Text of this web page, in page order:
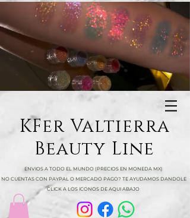
KFer Valtierra
Beauty Line
ENVIOS A TODO EL MUNDO (PRECIOS EN MONEDA MX)
NO CUENTAS CON PAYPAL O MERCADO PAGO? TE AYUDAMOS DANDOLE
CLICK A LOS ICONOS DE AQUI ABAJO